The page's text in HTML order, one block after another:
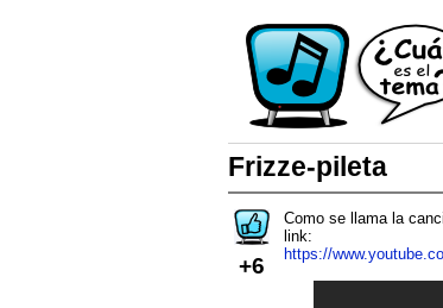
Frizze-pileta
+6
Como se llama la
link:
https://